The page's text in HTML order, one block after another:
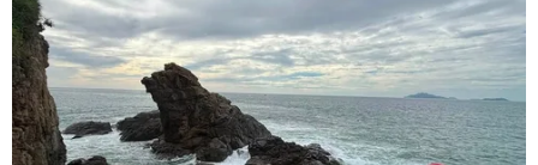
TIN CÙNG CHUYÊN MỤC
Sáp nhập Trường Đại học Văn hóa,